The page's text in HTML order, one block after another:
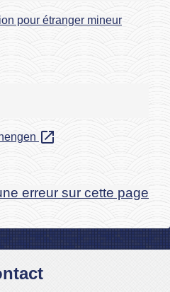
pour étranger mineur
open_in_new
erreur sur cette page